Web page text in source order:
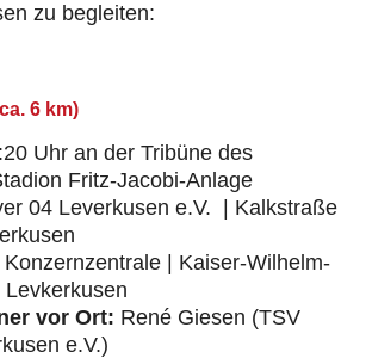
zu begleiten:
6 km)
Uhr an der Tribüne des
Fritz-Jacobi-Anlage
04 Leverkusen e.V. | Kalkstraße
Konzernzentrale | Kaiser-Wilhelm-
vor Ort: René Giesen (TSV
e.V.)